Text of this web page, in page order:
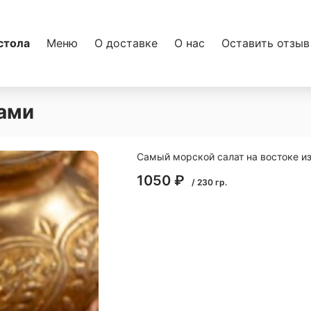
Меню О доставке О нас Оставить отзыв
Самый морской салат на востоке
1050 ₽ / 230 гр.